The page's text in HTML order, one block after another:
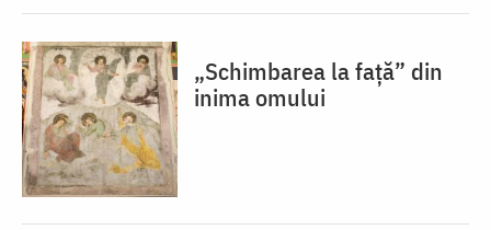
„Schimbarea la față” din
inima omului